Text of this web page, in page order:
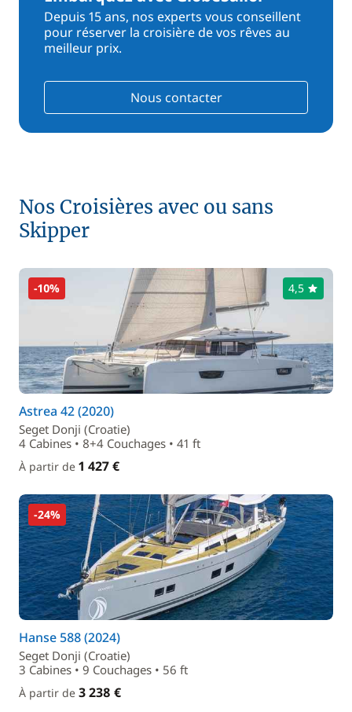
Depuis 15 ans, nos experts vous conseillent
pour réserver la croisière de vos rêves au
meilleur prix.
Nous contacter
Nos Croisières avec ou sans
Skipper
-10% 4,5
Astrea 42 (2020)
Seget Donji (Croatie)
4 Cabines • 8+4 Couchages • 41 ft
À partir de 1 427 €
-24%
Hanse 588 (2024)
Seget Donji (Croatie)
3 Cabines • 9 Couchages • 56 ft
À partir de 3 238 €